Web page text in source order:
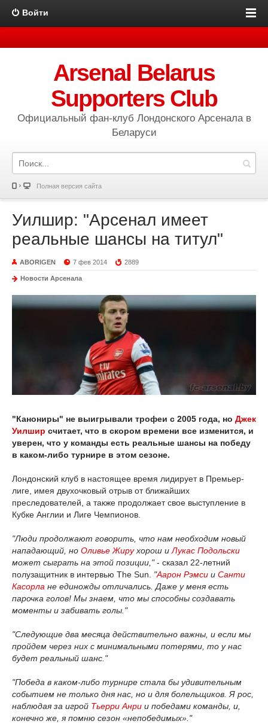
Войти
Arsenal Belarus
Supporters Club
Официальный фан-клуб Лондонского Арсенала в
Беларуси
Полная версия сайта
Уилшир: "Арсенал имеет
реальные шансы на титул"
ABORIGEN 7 фев 2014 2889
Новости Арсенала
"Канониры" не выигрывали трофеи с 2005 года, но Джек
Уилшир считает, что в скором времени все изменится, и
уверен, что у команды есть реальные шансы на победу
в каком-либо турнире в этом сезоне.
Лондонский клуб в настоящее время лидирует в Премьер-
лиге, имея двухочковый отрыв от ближайших
преследователей, а также продолжает свое выступление в
Кубке Англии и Лиге Чемпионов.
"Люди продолжают говорить, что нам необходим новый
нападающий, но Оливье Жирухорош иЛукас Подольски
может сыграть на этой позиции,"- сказал 22-летний
полузащитник в интервью The Sun. "Аарон Рэмси и Санти
Касорла не единожды отличались. Даже у меня есть
парочка голов! Мы знаем, что мы способны создавать
моменты и забивать голы."
"Следующие два месяца действительно важны, и если мы
пройдем через них с минимальными потерями, то у нас
будет реальный шанс."
"Победа в каком-либо турнире стала бы удивительным
событием не только дня нас, но и для болельщиков. Я рос,
наблюдая за игрой Тьерри Анри и победами команды, и,
конечно же, я помню сезон «непобедимых»."